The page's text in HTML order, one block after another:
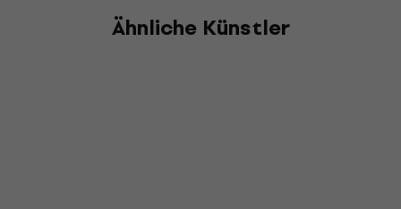
Ähnliche Künstler